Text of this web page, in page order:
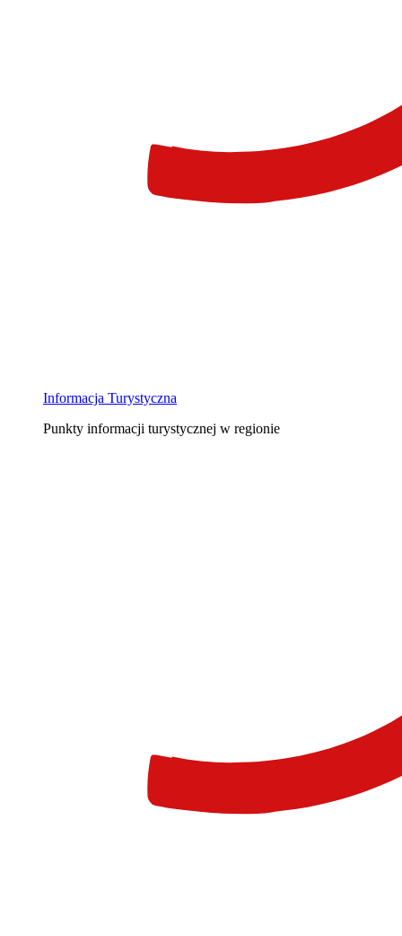
Informacja Turystyczna
Punkty informacji turystycznej w regionie